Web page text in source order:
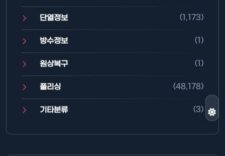
단열정보 (1,173)
방수정보 (1)
원상복구 (1)
폴리싱 (48,178)
기타분류 (3)